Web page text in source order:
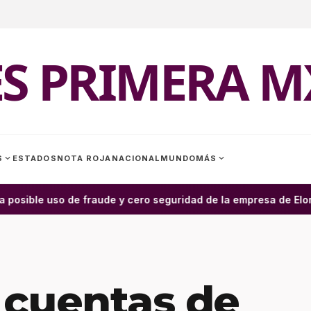
PRIMERA
expand_more ESTADOS NOTA ROJA NACIONAL MUNDOMÁS expand_more
uso de fraude y cero seguridad de la empresa de Elon